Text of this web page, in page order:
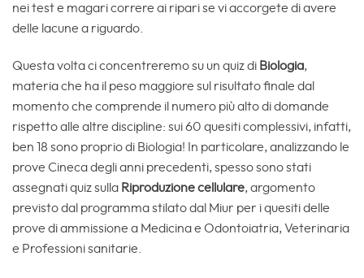
nei test e magari correre ai ripari se vi accorgete di avere
delle lacune a riguardo.
Questa volta ci concentreremo su un quiz di Biologia,
materia che ha il peso maggiore sul risultato finale dal
momento che comprende il numero più alto di domande
rispetto alle altre discipline: sui 60 quesiti complessivi, infatti,
ben 18 sono proprio di Biologia! In particolare, analizzando le
prove Cineca degli anni precedenti, spesso sono stati
assegnati quiz sulla Riproduzione cellulare, argomento
previsto dal programma stilato dal Miur per i quesiti delle
prove di ammissione a Medicina e Odontoiatria, Veterinaria
e Professioni sanitarie.